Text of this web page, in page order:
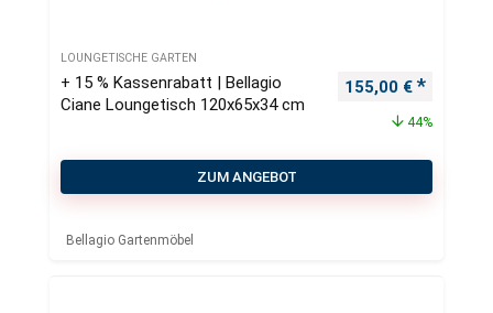
LOUNGETISCHE GARTEN
+ 15 % Kassenrabatt | Bellagio
Ciane Loungetisch 120x65x34 cm
Ursprünglicher
155,00 €
44%
ZUM ANGEBOT
Bellagio Gartenmöbel